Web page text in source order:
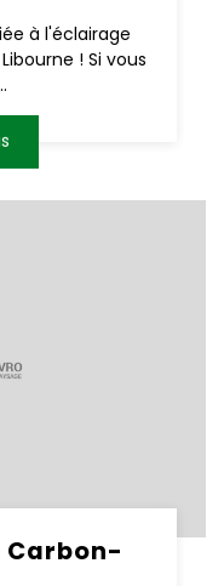
à l'éclairage
Libourne ! Si vous